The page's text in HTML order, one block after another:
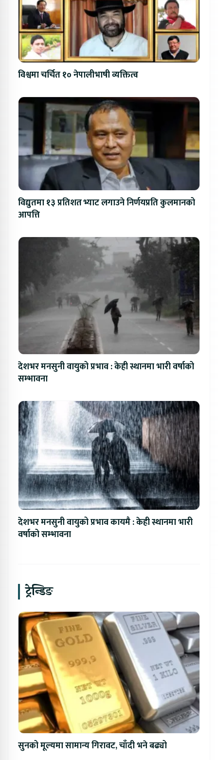
विश्वमा चर्चित १० नेपालीभाषी व्यक्तित्व
विद्युतमा १३ प्रतिशत भ्याट लगाउने निर्णयप्रति कुलमानको
आपत्ति
देशभर मनसुनी वायुको प्रभाव : केही स्थानमा भारी वर्षाको
सम्भावना
देशभर मनसुनी वायुको प्रभाव कायमै : केही स्थानमा भारी
वर्षाको सम्भावना
ट्रेन्डिङ
सुनको मूल्यमा सामान्य गिरावट, चाँदी भने बढ्यो